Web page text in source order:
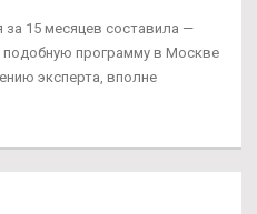
15 месяцев составила —
подобную программу в Москве
эксперта, вполне